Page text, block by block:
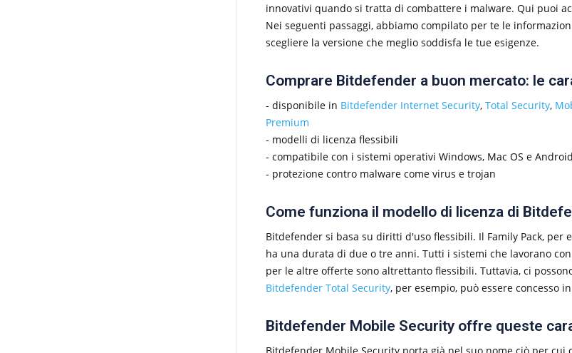
innovativi quando si tratta di combattere i malware. Qui puoi
Nei seguenti passaggi, abbiamo compilato per te le
scegliere la versione che meglio soddisfa le tue esigenze.
Comprare Bitdefender a buon mercato: le
- disponibile in Bitdefender Internet Security, Total Security,
Premium
- modelli di licenza flessibili
- compatibile con i sistemi operativi Windows, Mac OS e
- protezione contro malware come virus e trojan
Come funziona il modello di licenza di
Bitdefender si basa su diritti d'uso flessibili. Il Family Pack, per
ha una durata di due o tre anni. Tutti i sistemi che lavorano
per le altre offerte sono altrettanto flessibili. Tuttavia, ci
Bitdefender Total Security, per esempio, può essere concesso
Bitdefender Mobile Security offre queste